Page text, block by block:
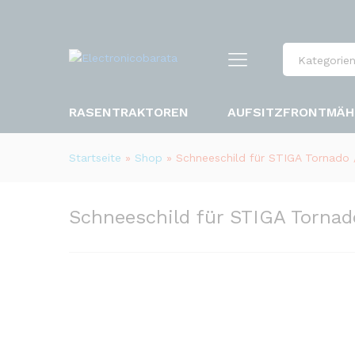
Kategorien
RASENTRAKTOREN
Startseite » Shop » Schneeschild für STIGA
Schneeschild für STIGA